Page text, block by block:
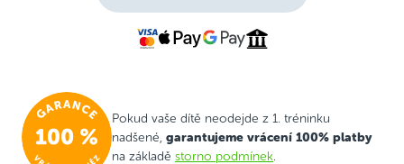
Pokud vaše dítě neodejde z 1. tréninku
nadšené, garantujeme vrácení 100% platby
na základě storno podmínek